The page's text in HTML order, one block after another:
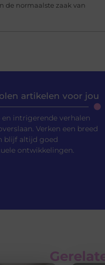
de normaalste zaak van
artikelen voor jou
intrigerende verhalen
Verken een breed
blijf altijd goed
ontwikkelingen.